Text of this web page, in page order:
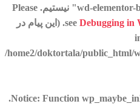
rtl.css" برای برگه شیوه‌نامه "wd-elementor-base" نیستیم. Please
see Debugging in
for more information. (این پیام در
/home2/doktortala/public_html/
Notice: Function
.